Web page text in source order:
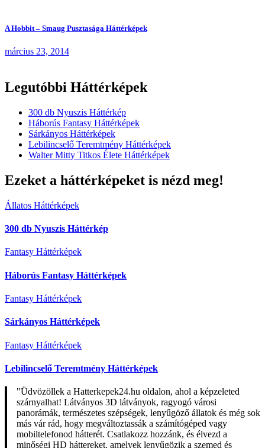
A Hobbit – Smaug Pusztasága Háttérképek
március 23, 2014
Legutóbbi Háttérképek
300 db Nyuszis Háttérkép
Háborús Fantasy Háttérképek
Sárkányos Háttérképek
Lebilincselő Teremtmény Háttérképek
Walter Mitty Titkos Élete Háttérképek
Ezeket a háttérképeket is nézd meg!
Állatos Háttérképek
300 db Nyuszis Háttérkép
Fantasy Háttérképek
Háborús Fantasy Háttérképek
Fantasy Háttérképek
Sárkányos Háttérképek
Fantasy Háttérképek
Lebilincselő Teremtmény Háttérképek
"Üdvözöllek a Hatterkepek24.hu oldalon, ahol a képzeleted
szárnyalhat! Látványos 3D látványok, ragyogó városi
panorámák, természetes szépségek, lenyűgöző állatok és még sok
más vár rád, hogy megváltoztassák a számítógéped vagy
mobiltelefonod hátterét. Csatlakozz hozzánk, és élvezd a
minőségi HD háttereket, amelyek lenyűgözik a szemed és